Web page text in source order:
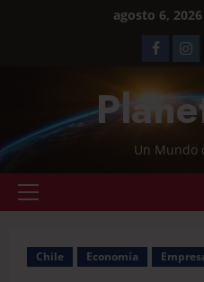
agosto 6, 2026
Un Mundo
Chile Economía